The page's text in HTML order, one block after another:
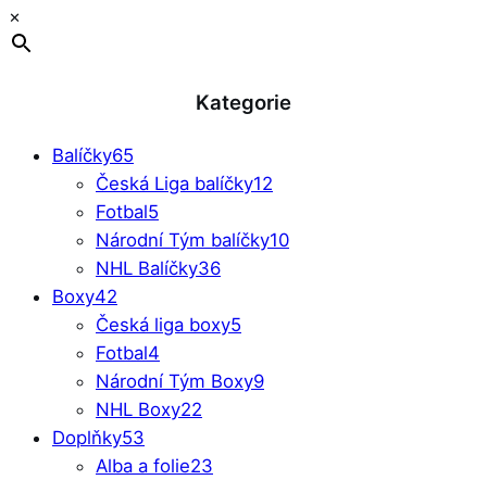
×
Kategorie
Balíčky65
Česká Liga balíčky12
Fotbal5
Národní Tým balíčky10
NHL Balíčky36
Boxy42
Česká liga boxy5
Fotbal4
Národní Tým Boxy9
NHL Boxy22
Doplňky53
Alba a folie23